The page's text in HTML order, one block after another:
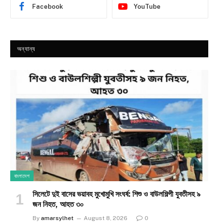
Facebook YouTube
অন্যান্য
বাংলাদেশ
সিলেটে দুই বাসের ভয়াবহ মুখোমুখি সংঘর্ষ: শিশু ও বাউলশিল্পী যুবতীসহ ৯
জন নিহত, আহত ৩০
By amarsylhet August 8, 2026 0